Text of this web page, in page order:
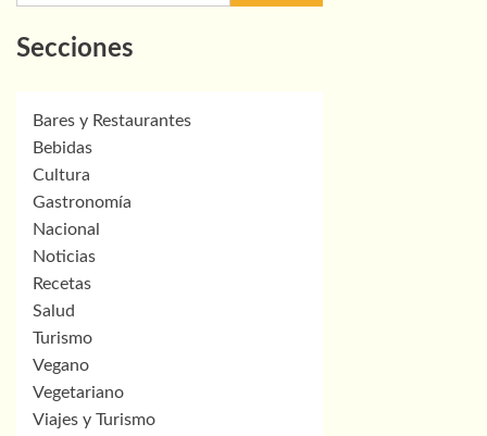
Secciones
Bares y Restaurantes
Bebidas
Cultura
Gastronomía
Nacional
Noticias
Recetas
Salud
Turismo
Vegano
Vegetariano
Viajes y Turismo